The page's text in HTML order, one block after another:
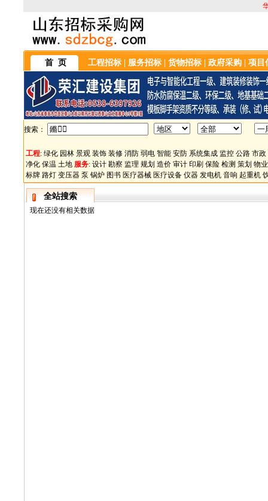
首 页 工程招标 服务招标 货物招标 政府采购 项目
搜索：
工程: 绿化 园林 景观 装饰 装修 消防 弱电 智能 安防 系统集成 监控 公路 市政
净化 保温 土地 服务: 设计 勘察 监理 规划 造价 审计 印刷 保险 检测 策划 物业
标牌 路灯 变压器 泵 锅炉 图书 医疗器械 医疗设备 仪器 发电机 音响 起重机
全站搜索
现在还没有相关数据